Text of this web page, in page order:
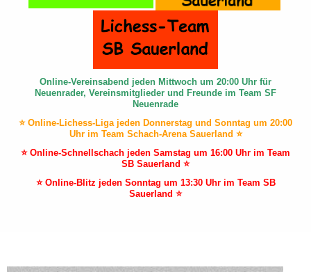
Online-Vereinsabend jeden Mittwoch um 20:00 Uhr für
Neuenrader, Vereinsmitglieder und Freunde im Team SF
Neuenrade
⭐ Online-Lichess-Liga jeden Donnerstag und Sonntag um 20:00
Uhr im Team Schach-Arena Sauerland ⭐
⭐ Online-Schnellschach jeden Samstag um 16:00 Uhr im Team
SB Sauerland ⭐
⭐ Online-Blitz jeden Sonntag um 13:30 Uhr im Team SB
Sauerland ⭐